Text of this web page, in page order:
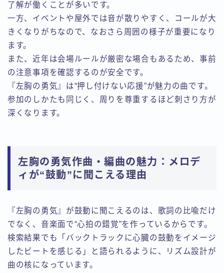
了解が働くことが多いです。
一方、イベントや屋外では音が散りやすく、コールが大
きくなりがちなので、なおさら周囲の様子が重要になり
ます。
また、近年は会場ルールが厳密な場合もあるため、事前
の注意事項を確認するのが安全です。
『左胸の勇気』は“押し付けない応援”が魅力の曲です。
参加のしかたも同じく、周りを尊重するほど刺さり方が
深くなります。
左胸の勇気作曲・編曲の魅力：メロデ
ィが“鼓動”に聞こえる理由
『左胸の勇気』が鼓動に聞こえるのは、歌詞の比喩だけ
でなく、音楽面で“心拍の錯覚”を作っているからです。
検索結果でも「バックトラックに心臓の鼓動をイメージ
したビートを感じる」と語られるように、リズム設計が
曲の核になっています。